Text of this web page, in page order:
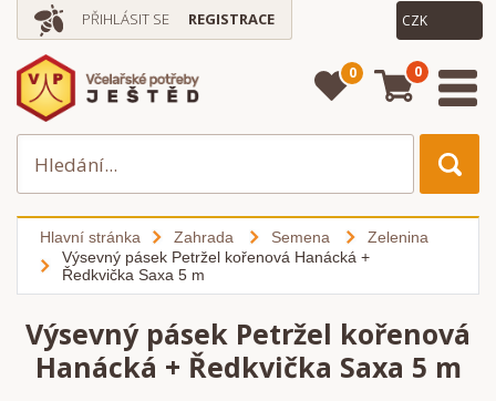
PŘIHLÁSIT SE REGISTRACE
0 0
Hlavní stránka Zahrada Semena
Zelenina
Výsevný pásek Petržel kořenová Hanácká +
Ředkvička Saxa 5 m
Výsevný pásek Petržel kořenová
Hanácká + Ředkvička Saxa 5 m